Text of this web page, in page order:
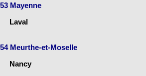
53 Mayenne
Laval
54 Meurthe-et-Moselle
Nancy